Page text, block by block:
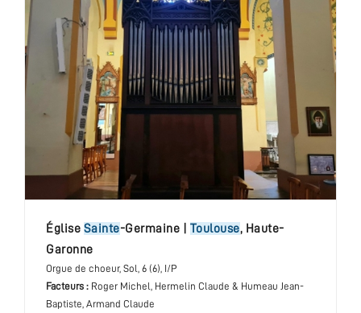
église Sainte-Germaine Toulouse, Haute-
Garonne
Orgue de choeur, Sol , 6 (6), I/P
Facteurs : Roger Michel, Hermelin Claude & Humeau Jean-
Baptiste, Armand Claude